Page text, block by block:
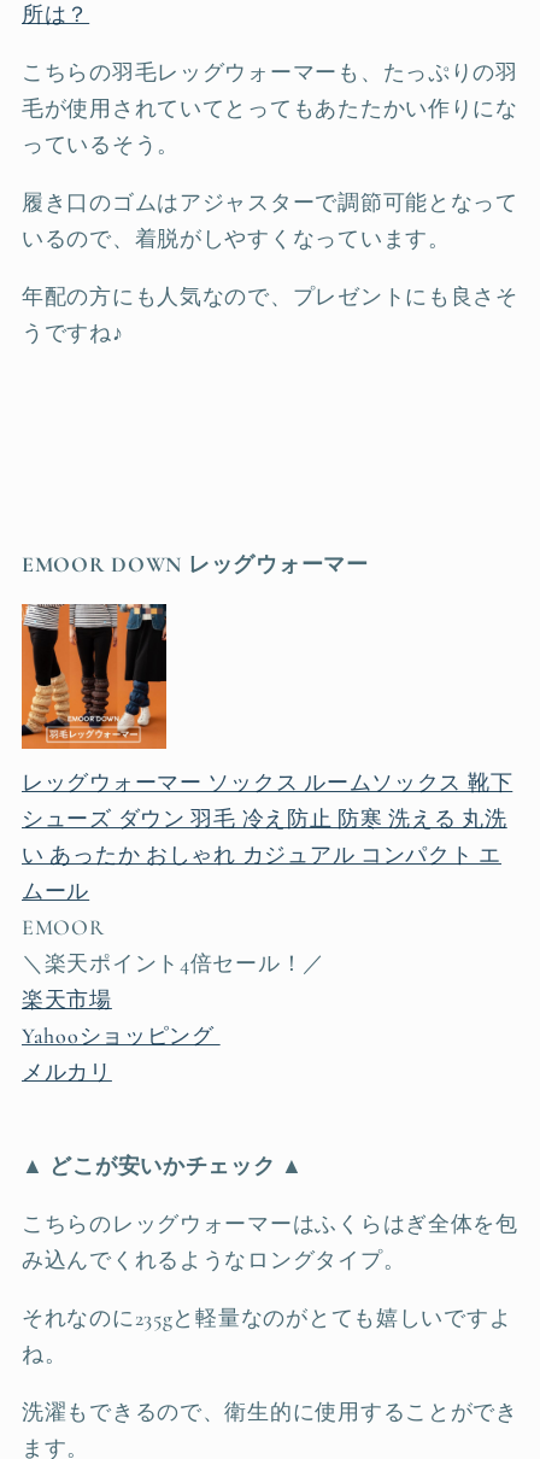
所は？
こちらの羽毛レッグウォーマーも、たっぷりの羽
毛が使用されていてとってもあたたかい作りにな
っているそう。
履き口のゴムはアジャスターで調節可能となって
いるので、着脱がしやすくなっています。
年配の方にも人気なので、プレゼントにも良さそ
うですね♪
EMOOR DOWN レッグウォーマー
レッグウォーマー ソックス ルームソックス 靴下
シューズ ダウン 羽毛 冷え防止 防寒 洗える 丸洗
い あったか おしゃれ カジュアル コンパクト エ
ムール
EMOOR
＼楽天ポイント4倍セール！／
楽天市場
Yahooショッピング
メルカリ
▲ どこが安いかチェック ▲
こちらのレッグウォーマーはふくらはぎ全体を包
み込んでくれるようなロングタイプ。
それなのに235gと軽量なのがとても嬉しいですよ
ね。
洗濯もできるので、衛生的に使用することができ
ます。